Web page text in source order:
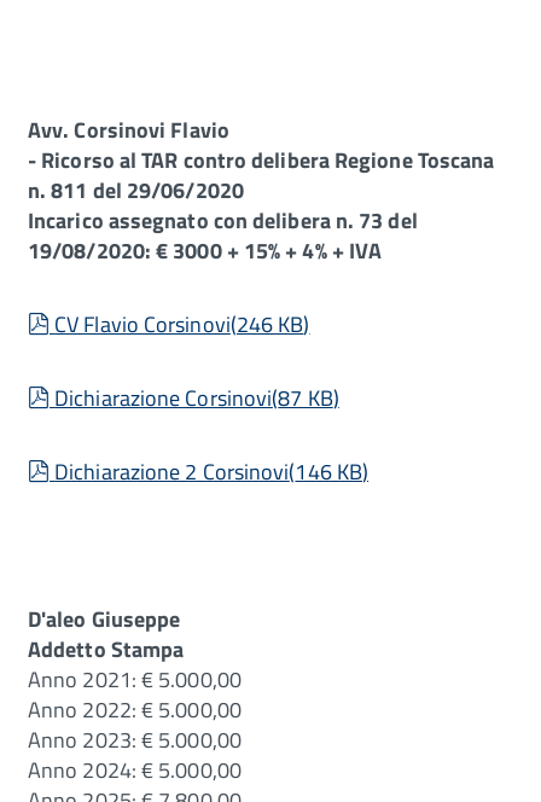
Avv. Corsinovi Flavio
- Ricorso al TAR contro delibera Regione Toscana
n. 811 del 29/06/2020
Incarico assegnato con delibera n. 73 del
19/08/2020: € 3000 + 15% + 4% + IVA
pdf
CV Flavio Corsinovi(246 KB)
pdf
Dichiarazione Corsinovi(87 KB)
pdf
Dichiarazione 2 Corsinovi(146 KB)
D'aleo Giuseppe
Addetto Stampa
Anno 2021: € 5.000,00
Anno 2022: € 5.000,00
Anno 2023: € 5.000,00
Anno 2024: € 5.000,00